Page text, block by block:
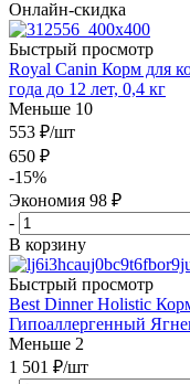
Онлайн-скидка
Быстрый просмотр
Royal Canin Корм для
года до 12 лет, 0,4 кг
Меньше 10
553 ₽/шт
650 ₽
-15%
Экономия 98 ₽
-
В корзину
Быстрый просмотр
Best Dinner Holistic
Гипоаллергенный
Меньше 2
1 501 ₽/шт